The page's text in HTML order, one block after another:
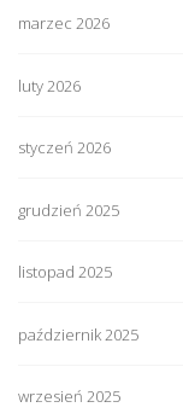
marzec 2026
luty 2026
styczeń 2026
grudzień 2025
listopad 2025
październik 2025
wrzesień 2025